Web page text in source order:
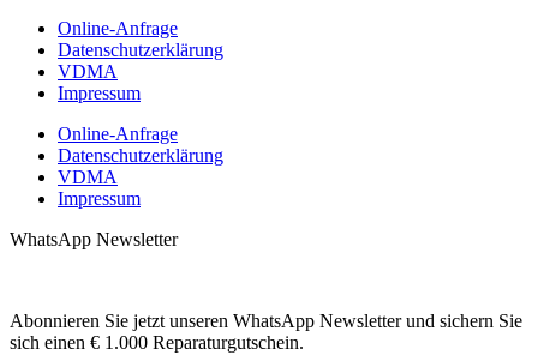
Online-Anfrage
Datenschutzerklärung
VDMA
Impressum
Online-Anfrage
Datenschutzerklärung
VDMA
Impressum
WhatsApp Newsletter
Abonnieren Sie jetzt unseren WhatsApp Newsletter und sichern Sie
sich einen € 1.000 Reparaturgutschein.